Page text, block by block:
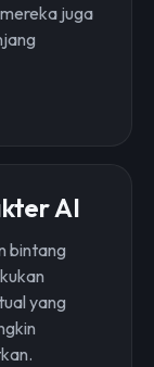
juga
AI
bintang
yang